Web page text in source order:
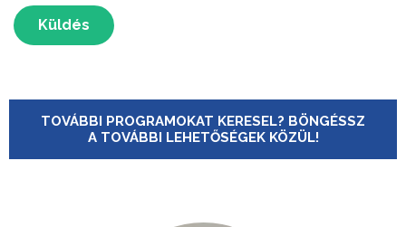
Küldés
TOVÁBBI PROGRAMOKAT KERESEL? BÖNGÉSSZ
A TOVÁBBI LEHETŐSÉGEK KÖZÜL!